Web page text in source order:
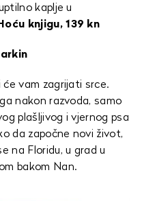
kaplje u
knjigu, 139 kn
vam zagrijati srce.
nakon razvoda, samo
plašljivog i vjernog psa
da započne novi život,
na Floridu, u grad u
bakom Nan.